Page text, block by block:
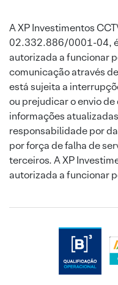
A XP Investimentos
02.332.886/0001-04,
autorizada a funcionar
comunicação através
está sujeita a
ou prejudicar o envio
informações
responsabilidade por
por força de falha de
terceiros. A XP
autorizada a funcionar